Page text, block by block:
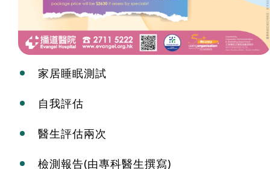
家居睡眠測試
自我評估
醫生評估兩次
檢測報告(由專科醫生撰寫)